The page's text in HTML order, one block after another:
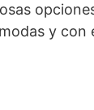
y con